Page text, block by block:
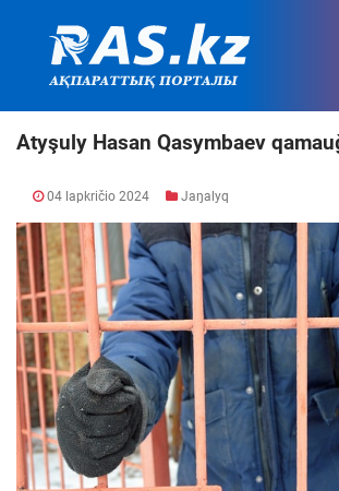
Atyşuly Hasan Qasymbaev
04 lapkričio 2024 Jaŋalyq